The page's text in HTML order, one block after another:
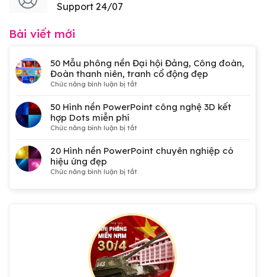
Support 24/07
Bài viết mới
50 Mẫu phông nền Đại hội Đảng, Công đoàn,
Đoàn thanh niên, tranh cổ động đẹp
Chức năng bình luận bị tắtở
Mẫu
Đảng,
tranh
cổ
động
đẹp
50 Hình nền PowerPoint công nghệ 3D kết
hợp Dots miễn phí
Chức năng bình luận bị tắtở
Hình
hợp
Dots
miễn
phí
20 Hình nền PowerPoint chuyên nghiệp có
hiệu ứng đẹp
Chức năng bình luận bị tắtở
PowerPoint
chuyên
nghiệp
có
hiệu
ứng
đẹp